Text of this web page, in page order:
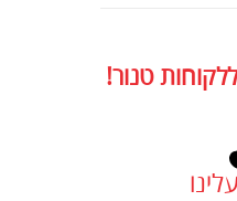
טנור!